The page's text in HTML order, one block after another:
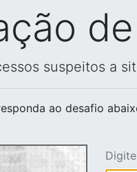
suspeitos a
ao desafio